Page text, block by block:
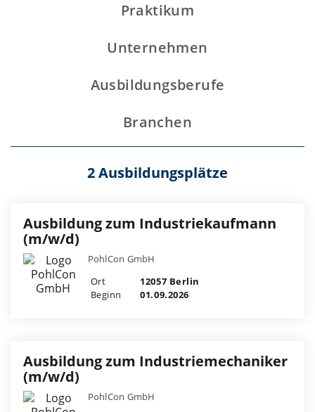
Praktikum
Unternehmen
Ausbildungsberufe
Branchen
2 Ausbildungsplätze
Ausbildung zum Industriekaufmann
(m/w/d)
PohlCon GmbH
Ort
12057 Berlin
Beginn
01.09.2026
Ausbildung zum Industriemechaniker
(m/w/d)
PohlCon GmbH